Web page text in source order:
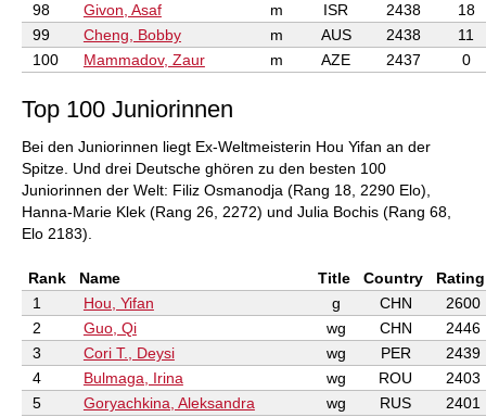
98
Givon, Asaf m ISR 2438
18
99
Cheng, Bobby m AUS 2438
11
100
Mammadov, Zaur m AZE 2437 0
Top 100 Juniorinnen
Bei den Juniorinnen liegt Ex-Weltmeisterin Hou Yifan an der
Spitze. Und drei Deutsche ghören zu den besten 100
Juniorinnen der Welt: Filiz Osmanodja (Rang 18, 2290 Elo),
Hanna-Marie Klek (Rang 26, 2272) und Julia Bochis (Rang 68,
Elo 2183).
Rank Name Title Country
Rating
1
Hou, Yifan g CHN
2600
2
Guo, Qi wg CHN
2446
3
Cori T., Deysi wg PER
2439
4
Bulmaga, Irina wg ROU
2403
5
Goryachkina, Aleksandra wg RUS
2401